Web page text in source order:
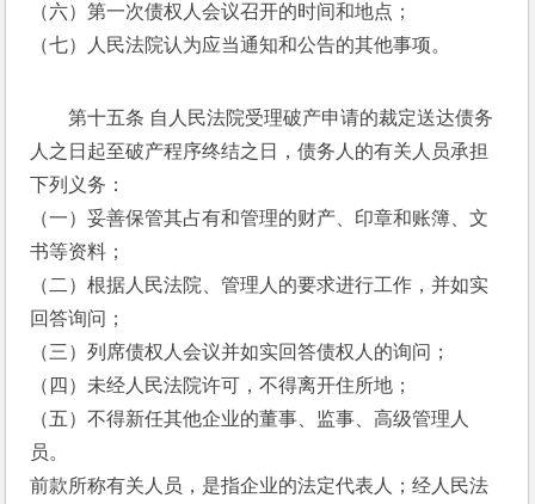
（六）第一次债权人会议召开的时间和地点；
（七）人民法院认为应当通知和公告的其他事项。
第十五条 自人民法院受理破产申请的裁定送达债务
人之日起至破产程序终结之日，债务人的有关人员承担
下列义务：
（一）妥善保管其占有和管理的财产、印章和账簿、文
书等资料；
（二）根据人民法院、管理人的要求进行工作，并如实
回答询问；
（三）列席债权人会议并如实回答债权人的询问；
（四）未经人民法院许可，不得离开住所地；
（五）不得新任其他企业的董事、监事、高级管理人
员。
前款所称有关人员，是指企业的法定代表人；经人民法